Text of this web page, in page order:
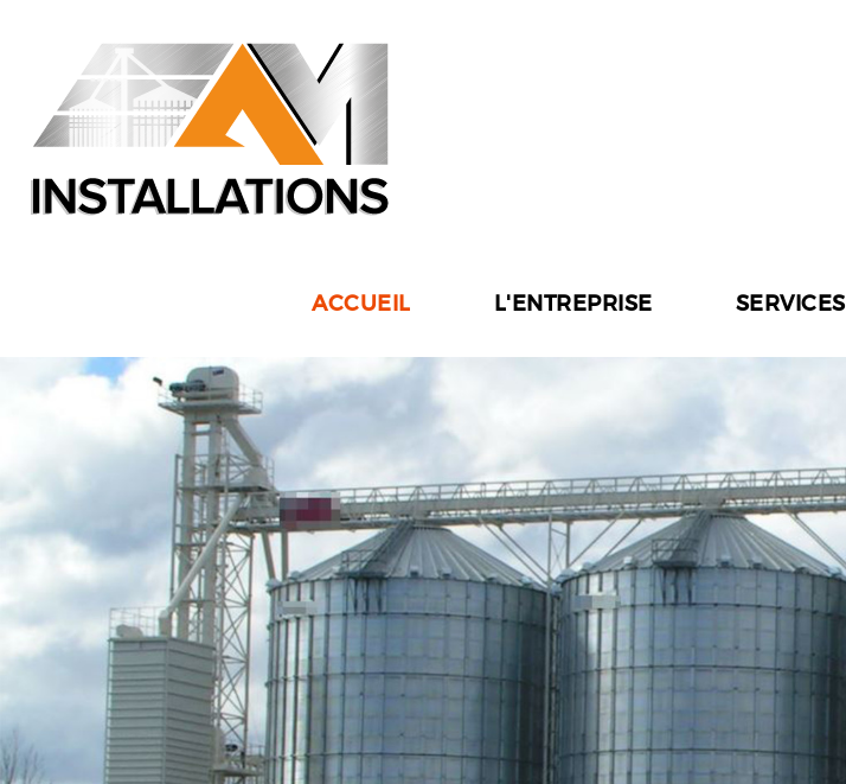
ACCUEIL L'ENTREPRISE SERVICES